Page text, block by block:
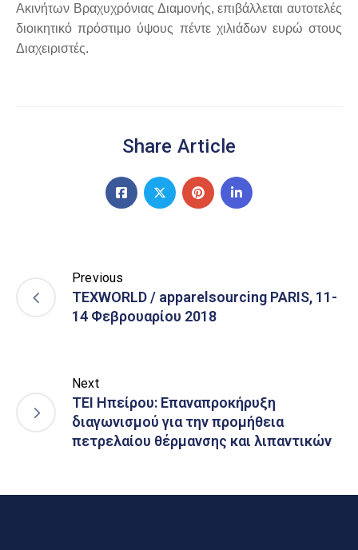
Ακινήτων Βραχυχρόνιας Διαμονής, επιβάλλεται αυτοτελές
διοικητικό πρόστιμο ύψους πέντε χιλιάδων ευρώ στους
Διαχειριστές.
Share Article
Previous
ΤΕΧWORLD / apparelsourcing PARIS, 11-
14 Φεβρουαρίου 2018
Next
ΤΕΙ Ηπείρου: Επαναπροκήρυξη
διαγωνισμού για την προμήθεια
πετρελαίου θέρμανσης και λιπαντικών